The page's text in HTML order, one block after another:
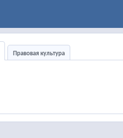
Правовая культура